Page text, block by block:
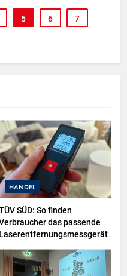
5 6 7
HANDEL
SÜD: So finden
das passende
Laserentfernungsmessgerät